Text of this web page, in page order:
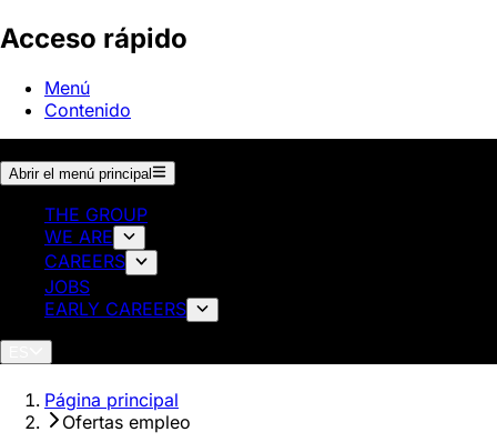
Acceso rápido
Menú
Contenido
Abrir el menú principal
THE GROUP
WE ARE
CAREERS
JOBS
EARLY CAREERS
Página principal
Ofertas empleo